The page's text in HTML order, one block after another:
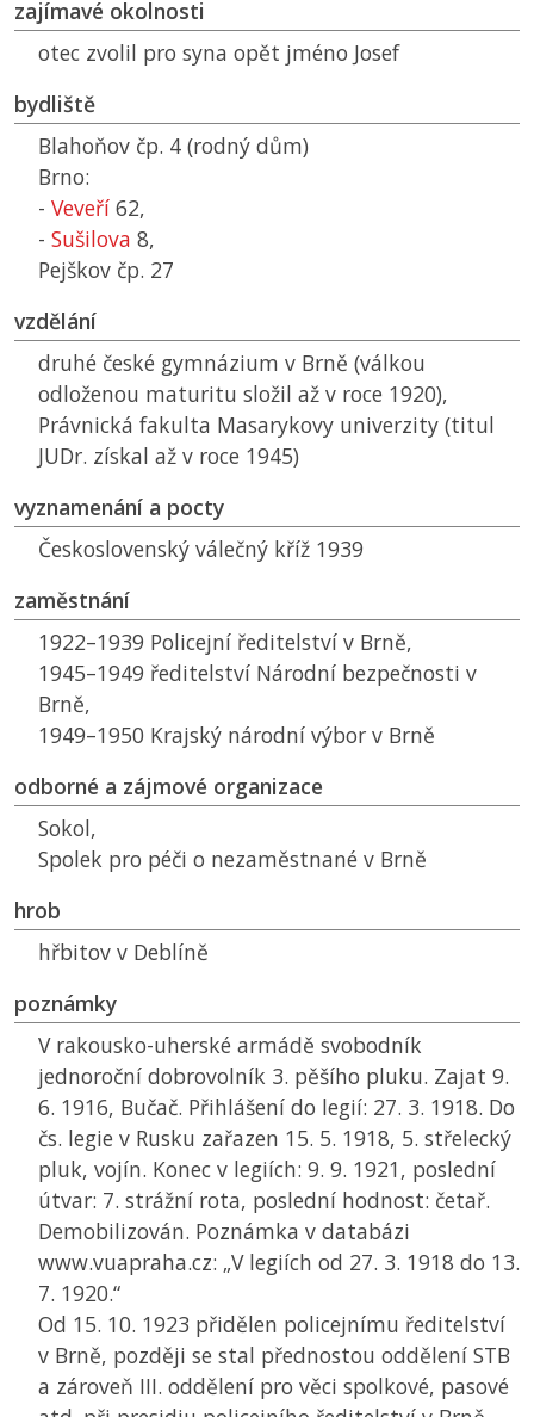
zajímavé okolnosti
otec zvolil pro syna opět jméno Josef
bydliště
Blahoňov čp. 4 (rodný dům)
Brno:
- Veveří 62,
- Sušilova 8,
Pejškov čp. 27
vzdělání
druhé české gymnázium v Brně (válkou
odloženou maturitu složil až v roce 1920),
Právnická fakulta Masarykovy univerzity (titul
JUDr. získal až v roce 1945)
vyznamenání a pocty
Československý válečný kříž 1939
zaměstnání
1922–1939 Policejní ředitelství v Brně,
1945–1949 ředitelství Národní bezpečnosti v
Brně,
1949–1950 Krajský národní výbor v Brně
odborné a zájmové organizace
Sokol,
Spolek pro péči o nezaměstnané v Brně
hrob
hřbitov v Deblíně
poznámky
V rakousko-uherské armádě svobodník
jednoroční dobrovolník 3. pěšího pluku. Zajat 9.
6. 1916, Bučač. Přihlášení do legií: 27. 3. 1918. Do
čs. legie v Rusku zařazen 15. 5. 1918, 5. střelecký
pluk, vojín. Konec v legiích: 9. 9. 1921, poslední
útvar: 7. strážní rota, poslední hodnost: četař.
Demobilizován. Poznámka v databázi
www.vuapraha.cz: „V legiích od 27. 3. 1918 do 13.
7. 1920.“
Od 15. 10. 1923 přidělen policejnímu ředitelství
v Brně, později se stal přednostou oddělení STB
a zároveň III. oddělení pro věci spolkové, pasové